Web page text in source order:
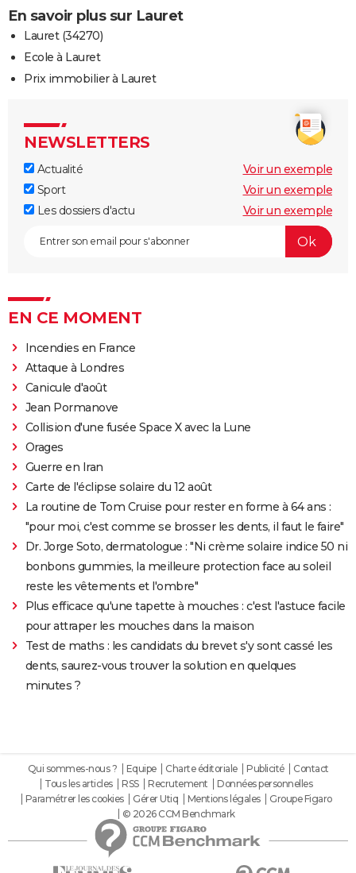
En savoir plus sur Lauret
Lauret (34270)
Ecole à Lauret
Prix immobilier à Lauret
NEWSLETTERS
Actualité
Voir un exemple
Sport
Voir un exemple
Les dossiers d'actu
Voir un exemple
EN CE MOMENT
Incendies en France
Attaque à Londres
Canicule d'août
Jean Pormanove
Collision d'une fusée Space X avec la Lune
Orages
Guerre en Iran
Carte de l'éclipse solaire du 12 août
La routine de Tom Cruise pour rester en forme à 64 ans :
"pour moi, c'est comme se brosser les dents, il faut le faire"
Dr. Jorge Soto, dermatologue : "Ni crème solaire indice 50 ni
bonbons gummies, la meilleure protection face au soleil
reste les vêtements et l'ombre"
Plus efficace qu'une tapette à mouches : c'est l'astuce facile
pour attraper les mouches dans la maison
Test de maths : les candidats du brevet s'y sont cassé les
dents, saurez-vous trouver la solution en quelques
minutes ?
Qui sommes-nous ? Equipe Charte éditoriale Publicité
Contact
Tous les articles
RSS Recrutement
Données personnelles
Paramétrer les cookies
Gérer Utiq Mentions légales
Groupe Figaro
© 2026 CCM Benchmark